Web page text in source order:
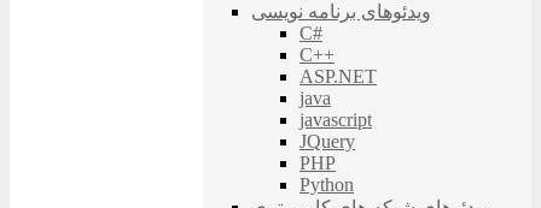
ویدئوهای برنامه نویسی
C#
C++
ASP.NET
java
javascript
JQuery
PHP
Python